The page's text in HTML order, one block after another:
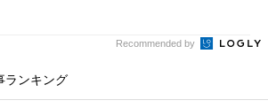
Recommended by
ランキング